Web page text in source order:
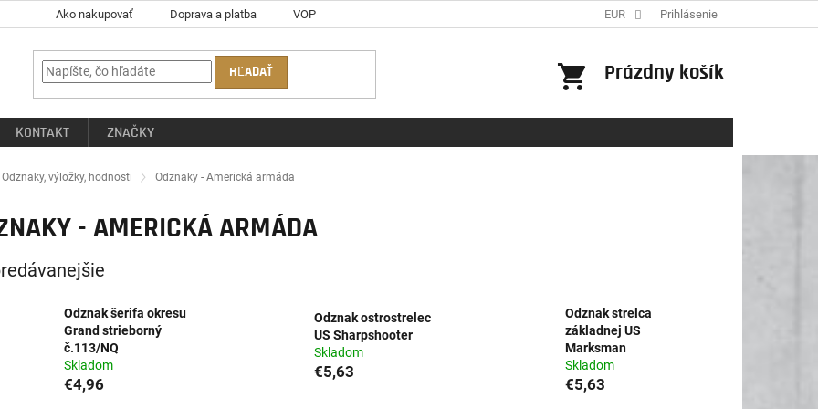
Ako nakupovať Doprava a platba VOP EUR Prihlásenie
HĽADAŤ
NÁKUPNÝ
Prázdny košík
KONTAKT ZNAČKY
Odznaky, výložky, hodnosti Odznaky - Americká armáda
- AMERICKÁ ARMÁDA
Odznak šerifa okresu
Grand strieborný
č.113/NQ
Skladom
€4,96
Odznak ostrostrelec
US Sharpshooter
Skladom
€5,63
Odznak strelca
základnej US
Marksman
Skladom
€5,63